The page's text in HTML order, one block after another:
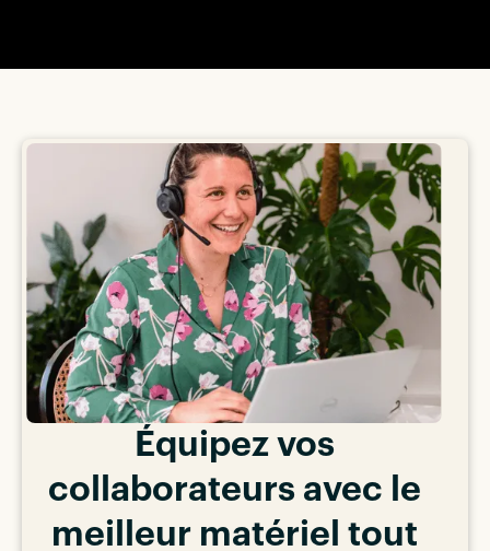
Équipez vos
collaborateurs avec le
meilleur matériel tout